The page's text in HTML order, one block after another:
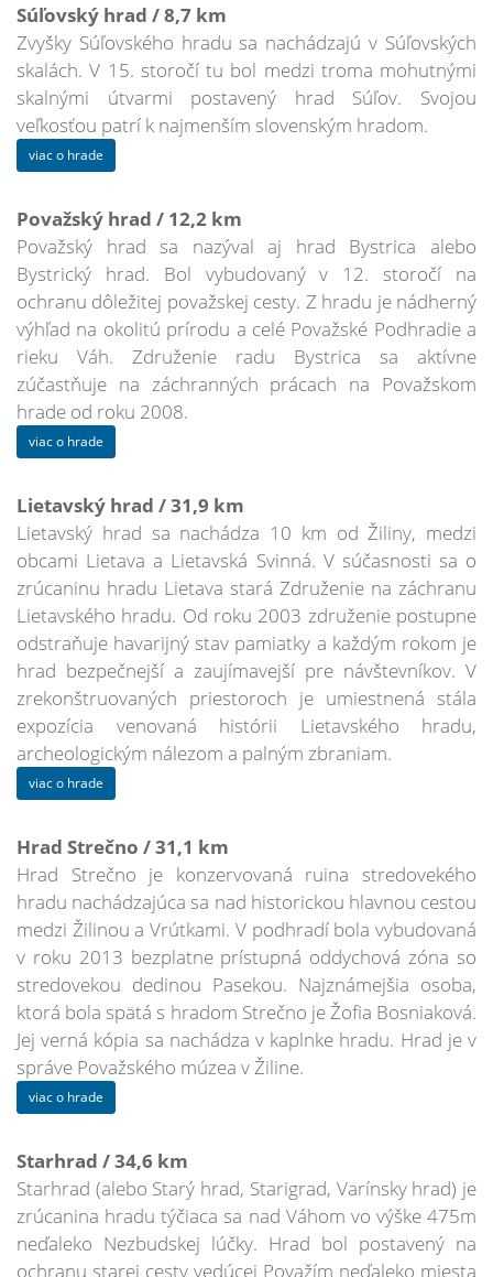
Súľovský hrad / 8,7 km
Zvyšky Súľovského hradu sa nachádzajú v Súľovských
skalách. V 15. storočí tu bol medzi troma mohutnými
skalnými útvarmi postavený hrad Súľov. Svojou
veľkosťou patrí k najmenším slovenským hradom.
viac o hrade
Považský hrad / 12,2 km
Považský hrad sa nazýval aj hrad Bystrica alebo
Bystrický hrad. Bol vybudovaný v 12. storočí na
ochranu dôležitej považskej cesty. Z hradu je nádherný
výhľad na okolitú prírodu a celé Považské Podhradie a
rieku Váh. Združenie radu Bystrica sa aktívne
zúčastňuje na záchranných prácach na Považskom
hrade od roku 2008.
viac o hrade
Lietavský hrad / 31,9 km
Lietavský hrad sa nachádza 10 km od Žiliny, medzi
obcami Lietava a Lietavská Svinná. V súčasnosti sa o
zrúcaninu hradu Lietava stará Združenie na záchranu
Lietavského hradu. Od roku 2003 združenie postupne
odstraňuje havarijný stav pamiatky a každým rokom je
hrad bezpečnejší a zaujímavejší pre návštevníkov. V
zrekonštruovaných priestoroch je umiestnená stála
expozícia venovaná histórii Lietavského hradu,
archeologickým nálezom a palným zbraniam.
viac o hrade
Hrad Strečno / 31,1 km
Hrad Strečno je konzervovaná ruina stredovekého
hradu nachádzajúca sa nad historickou hlavnou cestou
medzi Žilinou a Vrútkami. V podhradí bola vybudovaná
v roku 2013 bezplatne prístupná oddychová zóna so
stredovekou dedinou Pasekou. Najznámejšia osoba,
ktorá bola spätá s hradom Strečno je Žofia Bosniaková.
Jej verná kópia sa nachádza v kaplnke hradu. Hrad je v
správe Považského múzea v Žiline.
viac o hrade
Starhrad / 34,6 km
Starhrad (alebo Starý hrad, Starigrad, Varínsky hrad) je
zrúcanina hradu týčiaca sa nad Váhom vo výške 475m
neďaleko Nezbudskej lúčky. Hrad bol postavený na
ochranu starej cesty vedúcej Považím neďaleko miesta